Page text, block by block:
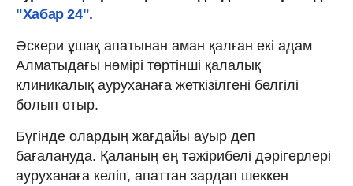
"Хабар 24".
Әскери ұшақ апатынан аман қалған екі адам
Алматыдағы нөмірі төртінші қалалық
клиникалық ауруханаға жеткізілгені белгілі
болып отыр.
Бүгінде олардың жағдайы ауыр деп
бағалануда. Қаланың ең тәжірибелі дәрігерлері
ауруханаға келіп, апаттан зардап шеккен